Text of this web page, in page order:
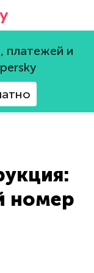
платежей и
номер